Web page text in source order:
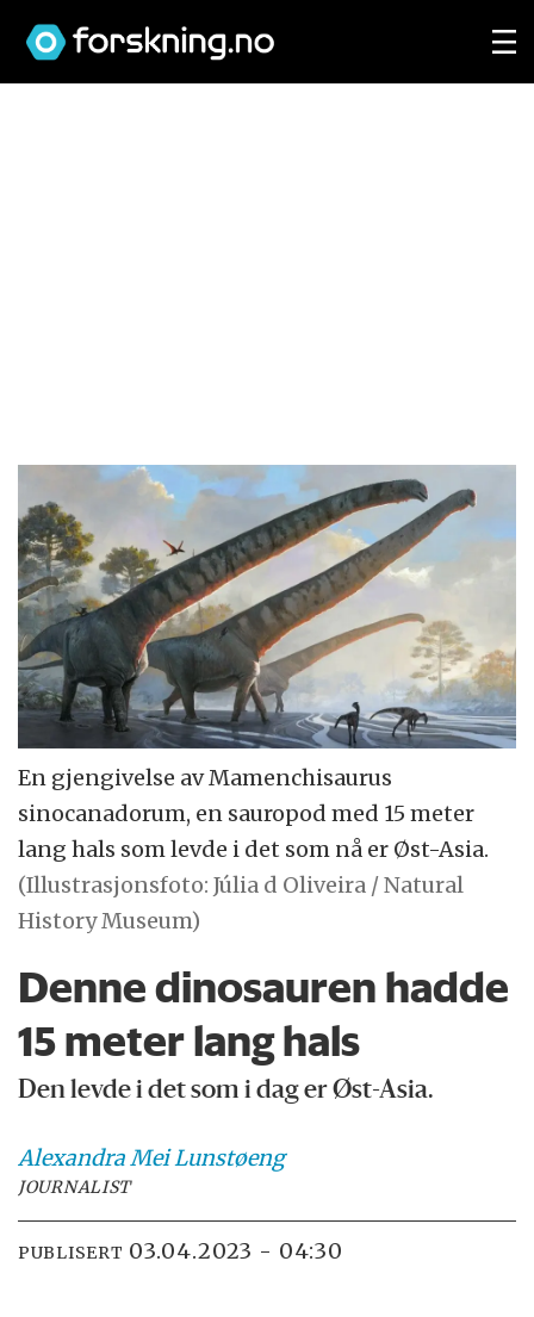
En gjengivelse av Mamenchisaurus
sinocanadorum, en sauropod med 15 meter
lang hals som levde i det som nå er Øst-Asia.
(Illustrasjonsfoto: Júlia d Oliveira / Natural
History Museum)
Denne dinosauren hadde
15 meter lang hals
Den levde i det som i dag er Øst-Asia.
Alexandra MeiLunstøeng
JOURNALIST
PUBLISERT 03.04.2023 - 04:30